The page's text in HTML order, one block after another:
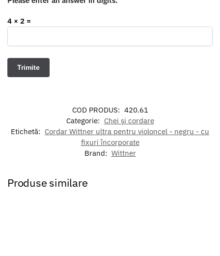
4 × 2 =
COD PRODUS: 420.61
Categorie: Chei și cordare
Etichetă: Cordar Wittner ultra pentru violoncel - negru - cu
fixuri încorporate
Brand: Wittner
Produse similare